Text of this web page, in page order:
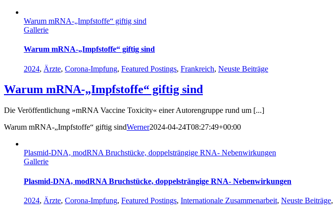
Warum mRNA-„Impfstoffe“ giftig sind
Gallerie
Warum mRNA-„Impfstoffe“ giftig sind
2024, Ärzte, Corona-Impfung, Featured Postings, Frankreich, Neuste Beiträge
Warum mRNA-„Impfstoffe“ giftig sind
Die Veröffentlichung »mRNA Vaccine Toxicity« einer Autorengruppe rund um [...]
Warum mRNA-„Impfstoffe“ giftig sindWerner2024-04-24T08:27:49+00:00
Plasmid-DNA, modRNA Bruchstücke, doppelsträngige RNA- Nebenwirkungen
Gallerie
Plasmid-DNA, modRNA Bruchstücke, doppelsträngige RNA- Nebenwirkungen
2024, Ärzte, Corona-Impfung, Featured Postings, Internationale Zusammenarbeit, Neuste Beiträge,